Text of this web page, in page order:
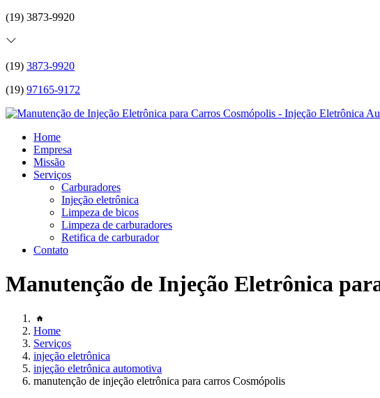
(19) 3873-9920
(19) 3873-9920
(19) 97165-9172
Home
Empresa
Missão
Serviços
Carburadores
Injeção eletrônica
Limpeza de bicos
Limpeza de carburadores
Retifica de carburador
Contato
Manutenção de Injeção Eletrônica
Home
Serviços
injeção eletrônica
injeção eletrônica automotiva
manutenção de injeção eletrônica para carros Cosmópolis